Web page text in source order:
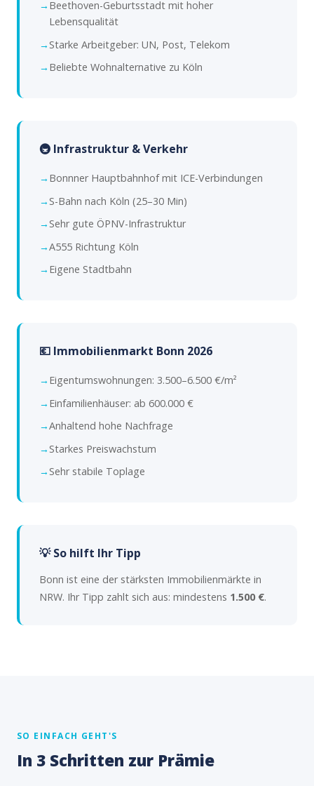
Beethoven-Geburtsstadt mit hoher
Lebensqualität
Starke Arbeitgeber: UN, Post, Telekom
Beliebte Wohnalternative zu Köln
🚇 Infrastruktur & Verkehr
Bonnner Hauptbahnhof mit ICE-Verbindungen
S-Bahn nach Köln (25–30 Min)
Sehr gute ÖPNV-Infrastruktur
A555 Richtung Köln
Eigene Stadtbahn
💶 Immobilienmarkt Bonn 2026
Eigentumswohnungen: 3.500–6.500 €/m²
Einfamilienhäuser: ab 600.000 €
Anhaltend hohe Nachfrage
Starkes Preiswachstum
Sehr stabile Toplage
💡 So hilft Ihr Tipp
Bonn ist eine der stärksten Immobilienmärkte in
NRW. Ihr Tipp zahlt sich aus: mindestens 1.500 €.
SO EINFACH GEHT'S
In 3 Schritten zur Prämie